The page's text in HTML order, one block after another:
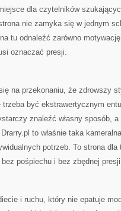
dla czytelników
nie zamyka się w jednym
tu odnaleźć zarówno
oznaczać presji.
na przekonaniu, że zdrowszy
trzeba być ekstrawertycznym
znaleźć własny sposób,
to właśnie taka
potrzeb. To strona
pośpiechu i bez zbędnej
i ruchu, który nie epatuje